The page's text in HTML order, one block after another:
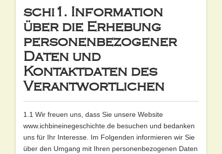
schi1. Information
über die Erhebung
personenbezogener
Daten und
Kontaktdaten des
Verantwortlichen
1.1 Wir freuen uns, dass Sie unsere Website
www.ichbineinegeschichte.de besuchen und bedanken
uns für Ihr Interesse. Im Folgenden informieren wir Sie
über den Umgang mit Ihren personenbezogenen Daten